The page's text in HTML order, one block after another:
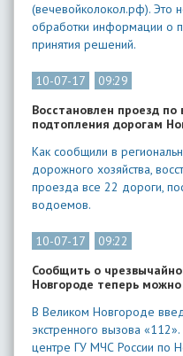
(вечевойколокол.рф). Это
обработки информации о
принятия решений.
10-07-17
09:29
Восстановлен проезд
подтопления дорогам
Как сообщили в
дорожного хозяйства,
проезда все 22 дороги,
водоемов.
10-07-17
09:22
Сообщить о
Новгороде теперь
В Великом Новгороде
экстренного вызова
центре ГУ МЧС России по